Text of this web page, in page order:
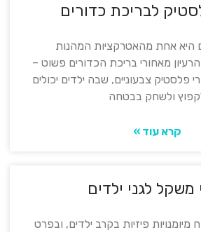
לבריכת כדורים
היא אחת מהאטרקציות המהנות
הרעיון מאחורי בריכת הכדורים פשוט –
פלסטיק צבעוניים, שבה ילדים יכולים
ולשחק בבטחה
קרא עוד »
משקל לגני ילדים
פיזיות בקרב ילדים, ובפרט